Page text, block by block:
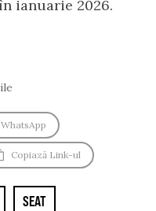
ianuarie 2026.
WhatsApp
Copiază Link-ul
SEAT